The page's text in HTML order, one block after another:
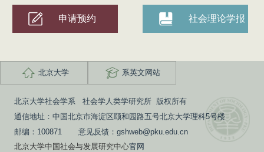
申请预约 社会理论学报
北京大学 系英文网站
北京大学社会学系 社会学人类学研究所 版权所有
通信地址：中国北京市海淀区颐和园路五号北京大学理科5号楼
邮编：100871 意见反馈：gshweb@pku.edu.cn
北京大学中国社会与发展研究中心官网